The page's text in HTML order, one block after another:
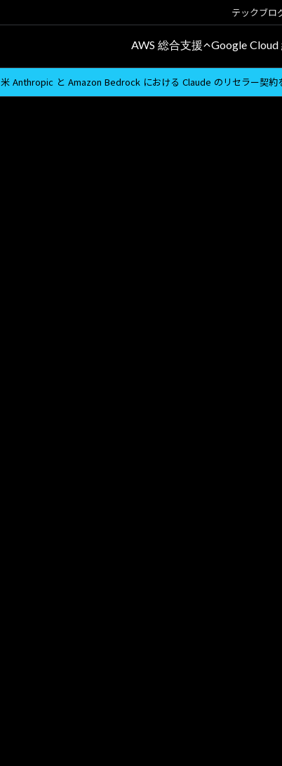
テックブロ
AWS 総合支援 Google Cloud
米 Anthropic と Amazon Bedrock における Claude のリセラー契約